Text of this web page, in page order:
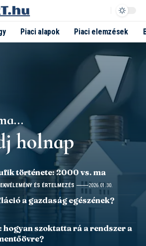
Piaci alapok Piaci elemzések
holnap
története: 2000 vs. ma
VÉLEMÉNY ÉS ÉRTELMEZÉS 2026.01.30.
a gazdaság egészének?
szoktatta rá a rendszer a